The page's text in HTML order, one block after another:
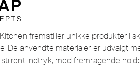
fremstiller unikke produkter i
De anvendte materialer er udvalgt
indtryk, med fremragende